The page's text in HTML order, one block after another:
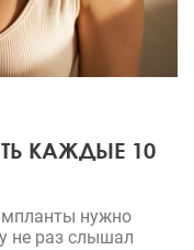
КАЖДЫЕ 10
нужно
не раз слышал